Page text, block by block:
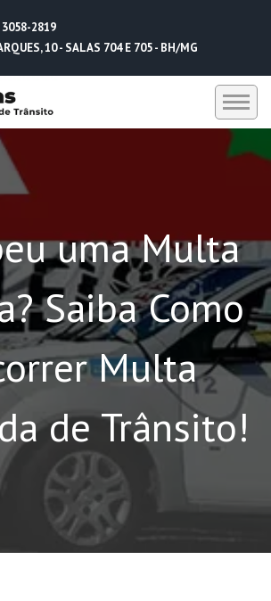
2819
10 - SALAS 704 E 705 - BH/MG
DEPOIMENTOS
CONTATO
(31) 3058-2819
(31) 98229-5662
(31) 98752-0612
uma Multa
Saiba Como
Multa
de Trânsito!